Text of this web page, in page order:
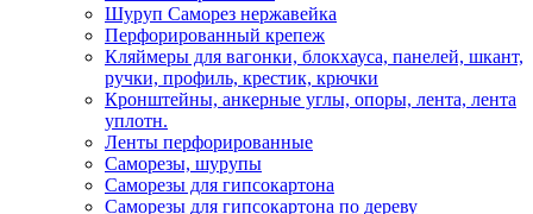
Шуруп Саморез нержавейка
Перфорированный крепеж
Кляймеры для вагонки, блокхауса, панелей, шкант,
ручки, профиль, крестик, крючки
Кронштейны, анкерные углы, опоры, лента, лента
уплотн.
Ленты перфорированные
Саморезы, шурупы
Саморезы для гипсокартона
Саморезы для гипсокартона по дереву